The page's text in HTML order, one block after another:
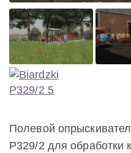
Полевой
P329/2 для обработки